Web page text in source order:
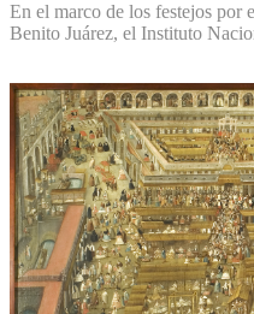
En el marco de los festejos por
Benito Juárez, el Instituto